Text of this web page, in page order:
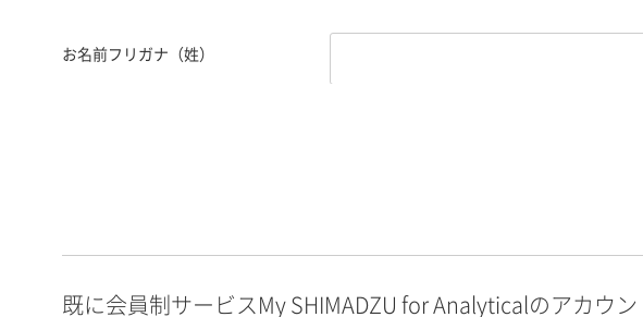
お名前フリガナ（姓）
英数）
既に会員制サービスMy SHIMADZU for Analyticalのアカウ